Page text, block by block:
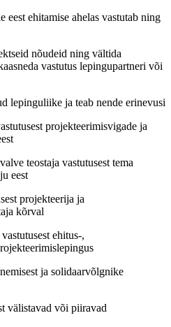
eest ehitamise ahelas vastutab ning
nõudeid ning vältida
vastutus lepingupartneri või
lepinguliike ja teab nende erinevusi
projekteerimisvigade ja
teostaja vastutusest tema
eest
projekteerija ja
kõrval
ehitus-,
ja solidaarvõlgnike
välistavad või piiravad